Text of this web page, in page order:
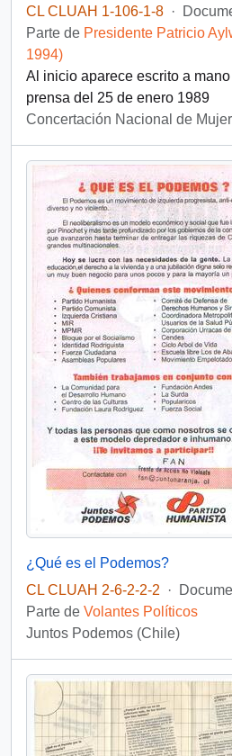
CL CLUAH 1-106-1-8 ·
Parte de Presidente Patricio
1994)
Al inicio aparece escrito a
prensa del 25 de enero 1989
Concertación Nacional de
¿Qué es el Podemos?
CL CLUAH 2-6-2-2-2
·
Parte de Volantes Políticos
Juntos Podemos (Chile)